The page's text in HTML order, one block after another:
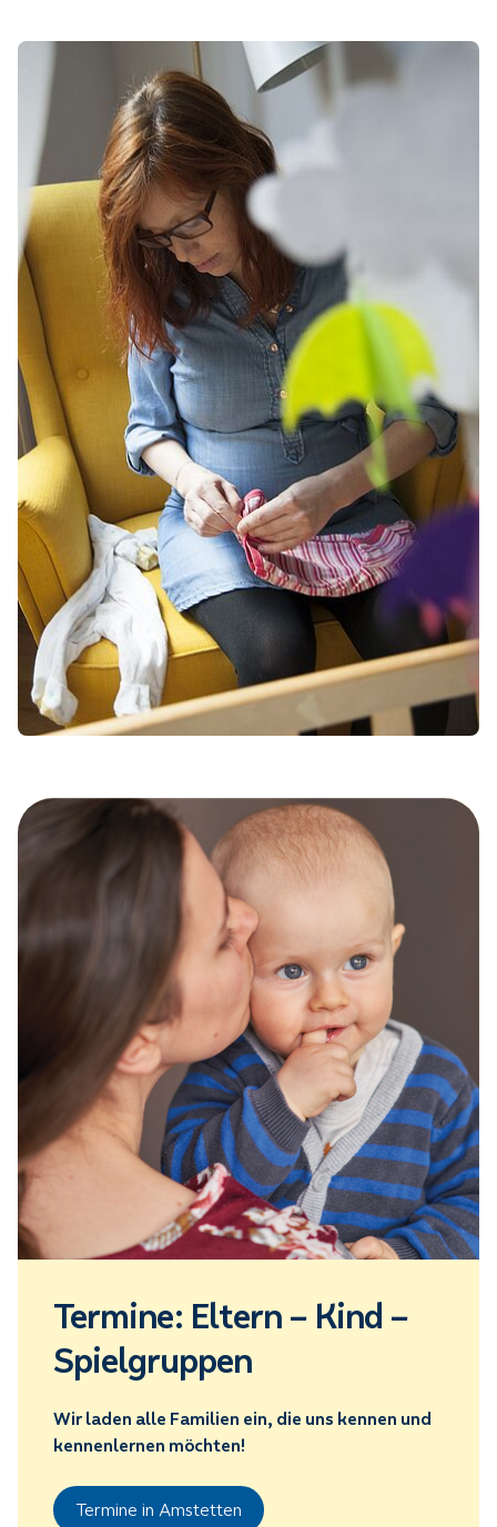
Termine: Eltern – Kind –
Spielgruppen
Wir laden alle Familien ein, die uns kennen und
kennenlernen möchten!
Termine in Amstetten